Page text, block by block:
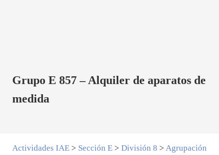
Grupo E 857 – Alquiler de aparatos de
medida
Actividades IAE> Sección E> División 8 > Agrupación